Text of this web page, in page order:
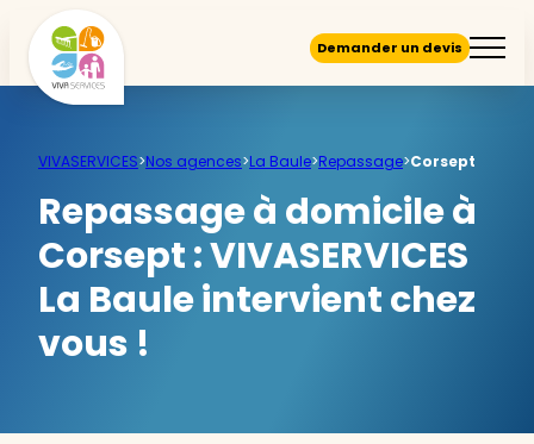
Demander un devis
VIVASERVICES>Nos agences>La Baule>Repassage>Corsept
Repassage à domicile à
Corsept :VIVASERVICES
La Baule intervient chez
vous !